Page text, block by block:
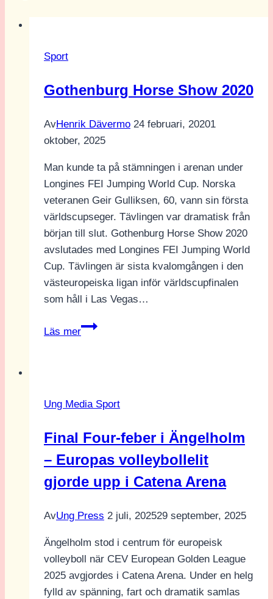
Sport
Gothenburg Horse Show 2020
AvHenrik Dävermo 24 februari, 20201
oktober, 2025
Man kunde ta på stämningen i arenan under
Longines FEI Jumping World Cup. Norska
veteranen Geir Gulliksen, 60, vann sin första
världscupseger. Tävlingen var dramatisk från
början till slut. Gothenburg Horse Show 2020
avslutades med Longines FEI Jumping World
Cup. Tävlingen är sista kvalomgången i den
västeuropeiska ligan inför världscupfinalen
som håll i Las Vegas…
Läs mer
Gothenburg
Ung Media Sport
Final Four-feber i Ängelholm
– Europas volleybollelit
gjorde upp i Catena Arena
AvUng Press 2 juli, 202529 september, 2025
Ängelholm stod i centrum för europeisk
volleyboll när CEV European Golden League
2025 avgjordes i Catena Arena. Under en helg
fylld av spänning, fart och dramatik samlas